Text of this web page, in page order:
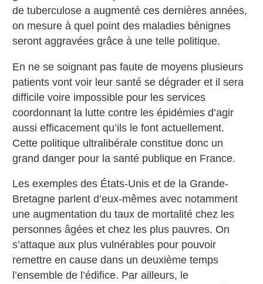
de tuberculose a augmenté ces dernières années,
on mesure à quel point des maladies bénignes
seront aggravées grâce à une telle politique.
En ne se soignant pas faute de moyens plusieurs
patients vont voir leur santé se dégrader et il sera
difficile voire impossible pour les services
coordonnant la lutte contre les épidémies d’agir
aussi efficacement qu’ils le font actuellement.
Cette politique ultralibérale constitue donc un
grand danger pour la santé publique en France.
Les exemples des États-Unis et de la Grande-
Bretagne parlent d’eux-mêmes avec notamment
une augmentation du taux de mortalité chez les
personnes âgées et chez les plus pauvres. On
s’attaque aux plus vulnérables pour pouvoir
remettre en cause dans un deuxième temps
l’ensemble de l’édifice. Par ailleurs, le